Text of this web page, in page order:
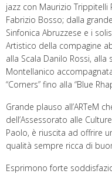
jazz con Maurizio Trippitelli
Fabrizio Bosso; dalla
Sinfonica Abruzzese e i
Artistico della compagine
alla Scala Danilo Rossi,
Montellanico
“Corners” fino alla “Blue
Grande plauso all’ARTeM
dell’Assessorato alle
Paolo, è riuscita ad offrire
qualità sempre ricca di
Esprimono forte